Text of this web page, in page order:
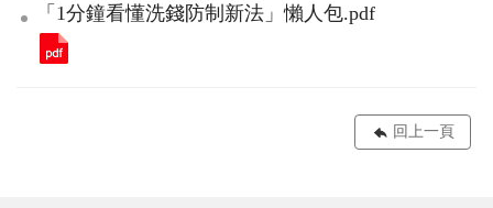
「1分鐘看懂洗錢防制新法」懶人包.pdf
回上一頁